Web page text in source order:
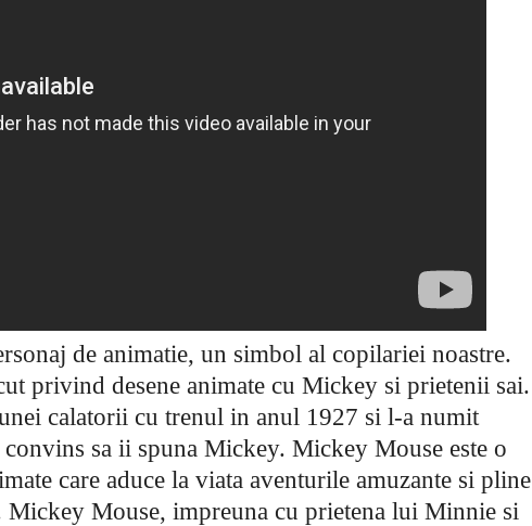
de animatie, un simbol al copilariei noastre.
privind desene animate cu Mickey si prietenii sai.
calatorii cu trenul in anul 1927 si l-a numit
sa ii spuna Mickey. Mickey Mouse este o
care aduce la viata aventurile amuzante si pline
Mickey Mouse, impreuna cu prietena lui Minnie si